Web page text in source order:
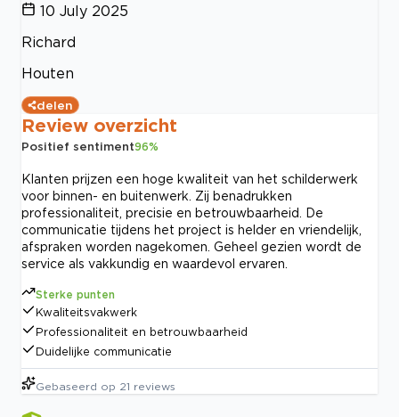
10 July 2025
Richard
Houten
delen
Review overzicht
Positief sentiment96%
Klanten prijzen een hoge kwaliteit van het schilderwerk
voor binnen- en buitenwerk. Zij benadrukken
professionaliteit, precisie en betrouwbaarheid. De
communicatie tijdens het project is helder en vriendelijk,
afspraken worden nagekomen. Geheel gezien wordt de
service als vakkundig en waardevol ervaren.
Sterke punten
Kwaliteitsvakwerk
Professionaliteit en betrouwbaarheid
Duidelijke communicatie
Gebaseerd op 21 reviews